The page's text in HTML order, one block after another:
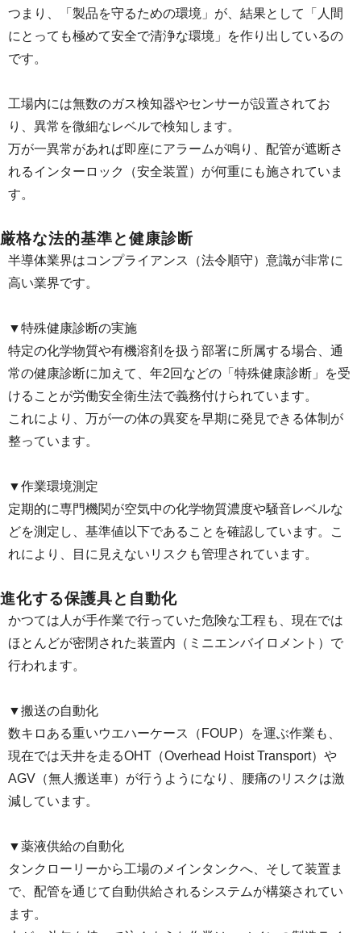
つまり、「製品を守るための環境」が、結果として「人間
にとっても極めて安全で清浄な環境」を作り出しているの
です。
工場内には無数のガス検知器やセンサーが設置されてお
り、異常を微細なレベルで検知します。
万が一異常があれば即座にアラームが鳴り、配管が遮断さ
れるインターロック（安全装置）が何重にも施されていま
す。
厳格な法的基準と健康診断
半導体業界はコンプライアンス（法令順守）意識が非常に
高い業界です。
▼特殊健康診断の実施
特定の化学物質や有機溶剤を扱う部署に所属する場合、通
常の健康診断に加えて、年2回などの「特殊健康診断」を受
けることが労働安全衛生法で義務付けられています。
これにより、万が一の体の異変を早期に発見できる体制が
整っています。
▼作業環境測定
定期的に専門機関が空気中の化学物質濃度や騒音レベルな
どを測定し、基準値以下であることを確認しています。こ
れにより、目に見えないリスクも管理されています。
進化する保護具と自動化
かつては人が手作業で行っていた危険な工程も、現在では
ほとんどが密閉された装置内（ミニエンバイロメント）で
行われます。
▼搬送の自動化
数キロある重いウエハーケース（FOUP）を運ぶ作業も、
現在では天井を走るOHT（Overhead Hoist Transport）や
AGV（無人搬送車）が行うようになり、腰痛のリスクは激
減しています。
▼薬液供給の自動化
タンクローリーから工場のメインタンクへ、そして装置ま
で、配管を通じて自動供給されるシステムが構築されてい
ます。